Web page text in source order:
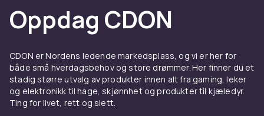
Oppdag CDON
CDON er Nordens ledende markedsplass, og vi er her for
både små hverdagsbehov og store drømmer. Her finner du et
stadig større utvalg av produkter innen alt fra gaming, leker
og elektronikk til hage, skjønnhet og produkter til kjæledyr.
Ting for livet, rett og slett.